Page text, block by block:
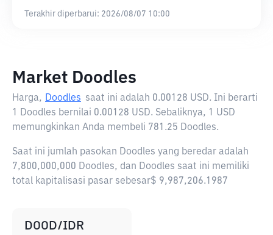
Terakhir diperbarui: 2026/08/07 10:00
Market Doodles
Harga, Doodles saat ini adalah 0.00128 USD. Ini berarti
1 Doodles bernilai 0.00128 USD. Sebaliknya, 1 USD
memungkinkan Anda membeli 781.25 Doodles.
Saat ini jumlah pasokan Doodles yang beredar adalah
7,800,000,000 Doodles, dan Doodles saat ini memiliki
total kapitalisasi pasar sebesar$ 9,987,206.1987
DOOD/IDR